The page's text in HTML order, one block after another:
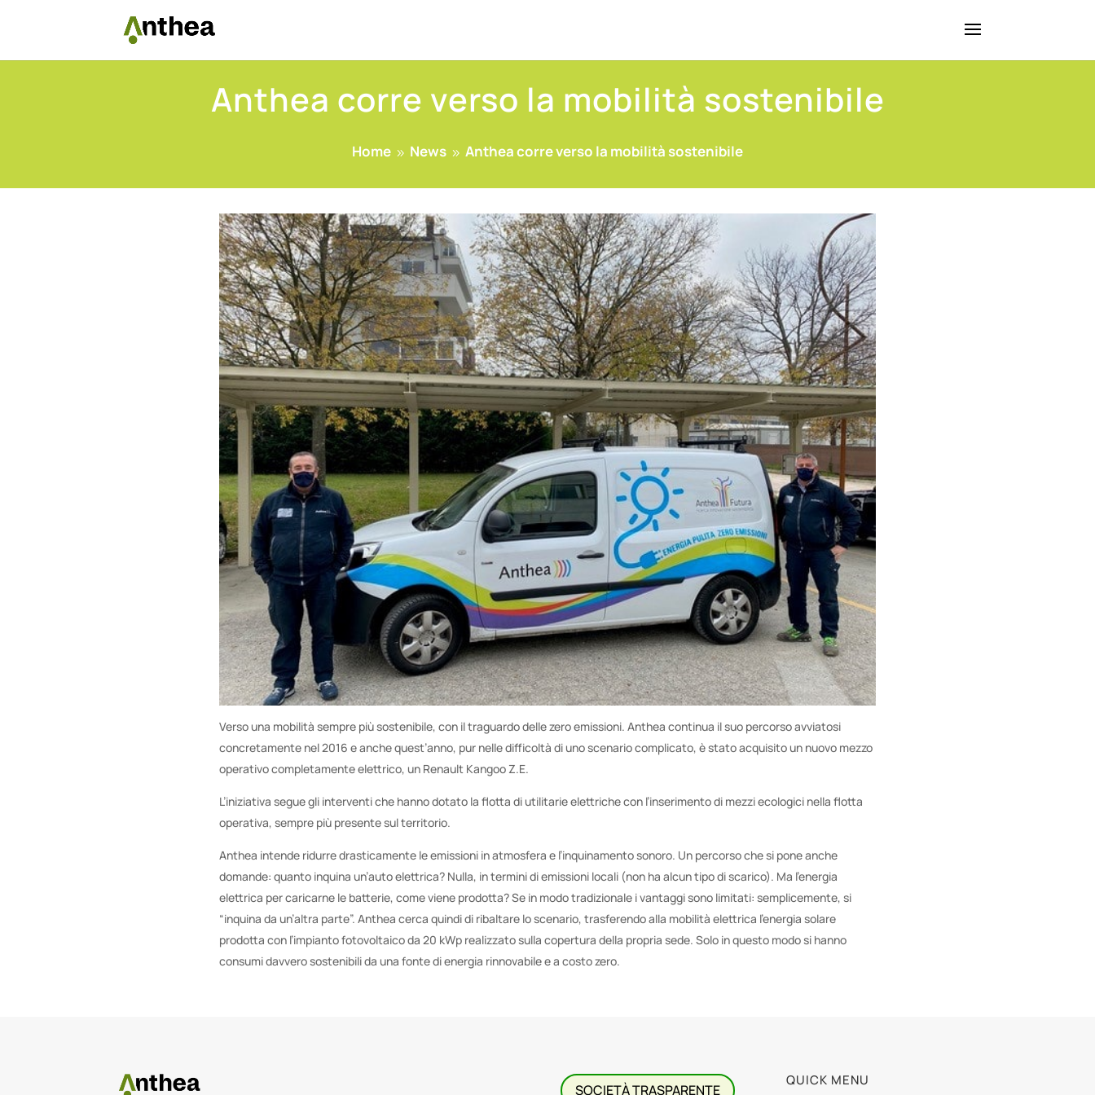
Anthea corre verso la mobilità sostenibile
Home 9 News 9 Anthea corre verso la mobilità sostenibile
Verso una mobilità sempre più sostenibile, con il traguardo delle zero emissioni. Anthea continua il suo percorso avviatosi
concretamente nel 2016 e anche quest’anno, pur nelle difficoltà di uno scenario complicato, è stato acquisito un nuovo mezzo
operativo completamente elettrico, un Renault Kangoo Z.E.
L’iniziativa segue gli interventi che hanno dotato la flotta di utilitarie elettriche con l’inserimento di mezzi ecologici nella flotta
operativa, sempre più presente sul territorio.
Anthea intende ridurre drasticamente le emissioni in atmosfera e l’inquinamento sonoro. Un percorso che si pone anche
domande: quanto inquina un’auto elettrica? Nulla, in termini di emissioni locali (non ha alcun tipo di scarico). Ma l’energia
elettrica per caricarne le batterie, come viene prodotta? Se in modo tradizionale i vantaggi sono limitati: semplicemente, si
“inquina da un’altra parte”. Anthea cerca quindi di ribaltare lo scenario, trasferendo alla mobilità elettrica l’energia solare
prodotta con l’impianto fotovoltaico da 20 kWp realizzato sulla copertura della propria sede. Solo in questo modo si hanno
consumi davvero sostenibili da una fonte di energia rinnovabile e a costo zero.
SOCIETÀ TRASPARENTE
QUICK MENU